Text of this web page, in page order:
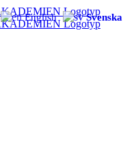
English Svenska